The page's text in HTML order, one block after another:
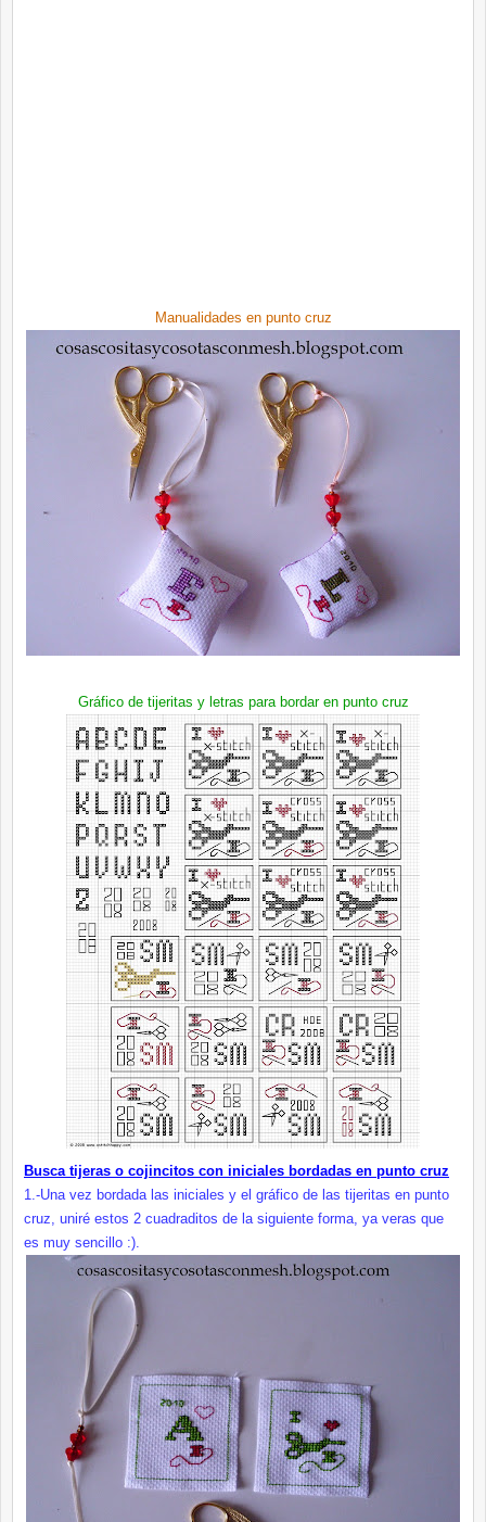
Manualidades en punto cruz
Gráfico de tijeritas y letras para bordar en punto cruz
Busca tijeras o cojincitos con iniciales bordadas en punto cruz
1.-Una vez bordada las iniciales y el gráfico de las tijeritas en punto
cruz, uniré estos 2 cuadraditos de la siguiente forma, ya veras que
es muy sencillo :).